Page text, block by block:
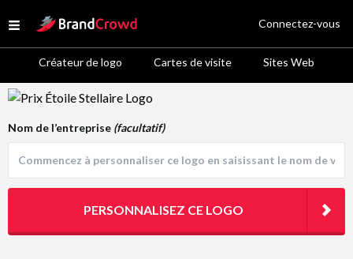
Open menu
Site Logo
Créateur de logo Cartes de visite Sites Web
Connectez-vous
Logo Template Preview
Nom de l’entreprise (facultatif)
PERSONNALISEZ CE LOGO